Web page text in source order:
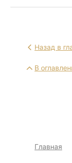
Назад в
В
Главная